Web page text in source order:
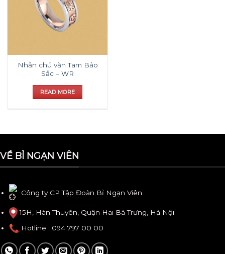
Nhẫn chú văn Tam Bảo
Sắc – WR
READ MORE
VỀ BỈ NGẠN VIÊN
Công ty CP Tập Đoàn Bỉ Ngạn Viên
15H, Hàn Thuyên, Quận Hai Bà Trưng, Hà Nội
Hotline : 094 797 00 00